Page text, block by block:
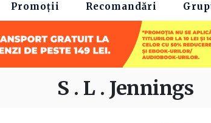
Promoții Recomandări
S . L . Jennings